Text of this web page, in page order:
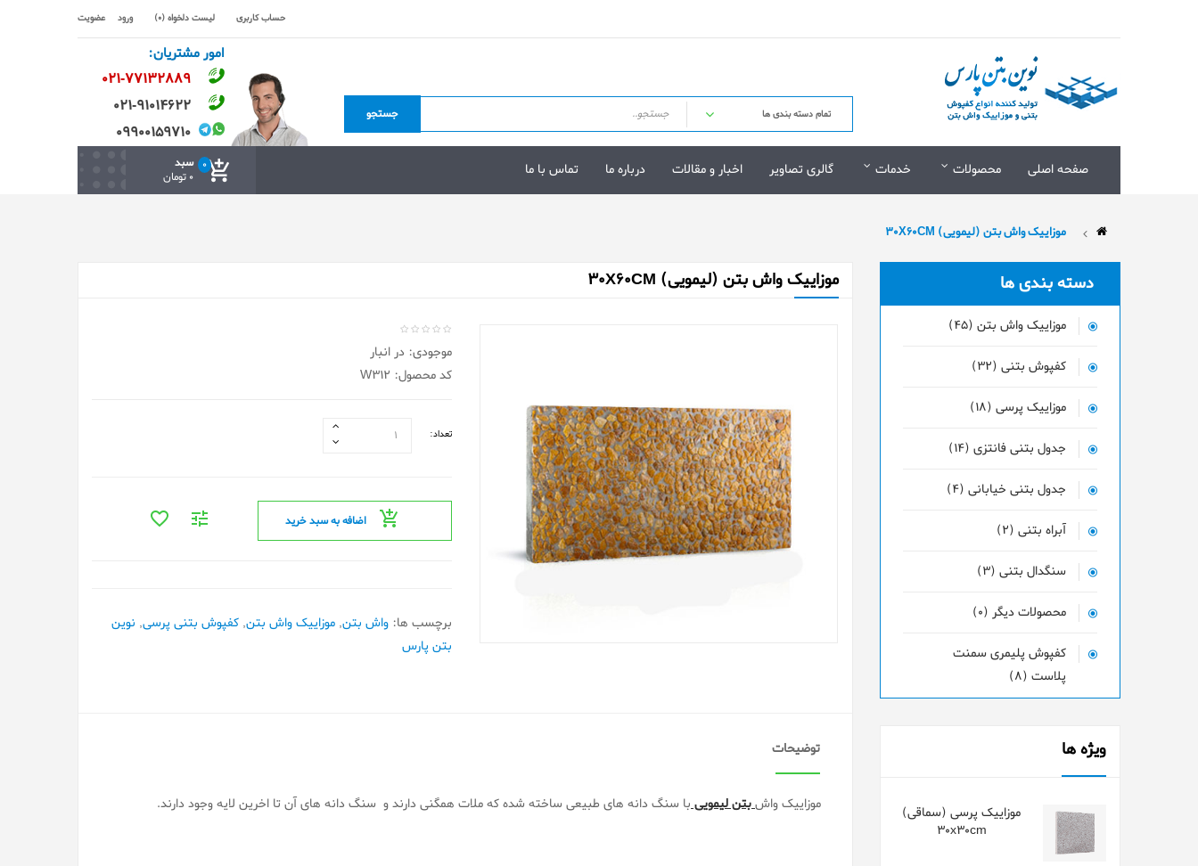
حساب کاربری لیست دلخواه (0) ورود عضویت
جستجو
امور مشتریان:
۰۲۱-۷۷۱٣۲۸۸۹
۰۲۱-۹۱۰۱۴۶۲۲
۰۹۹۰۰۱۵۹۷۱۰
صفحه اصلی محصولات خدمات گالری تصاویر اخبار و مقالات درباره ما تماس با ما سبد 0
0 تومان
موزاییک واش بتن (لیمویی) 30X60CM
دسته بندی ها
موزاییک واش بتن (45)
کفپوش بتنی (32)
موزاییک پرسی (18)
جدول بتنی فانتزی (14)
جدول بتنی خیابانی (4)
آبراه بتنی (2)
سنگدال بتنی (3)
محصولات دیگر (0)
کفپوش پلیمری سمنت
پلاست (8)
ویژه ها
موزاییک پرسی (سماقی)
30x30cm
موزاییک واش بتن (لیمویی) 30X60CM
موجودی: در انبار
کد محصول: W312
تعداد:
اضافه به سبد خرید
برچسب ها: واش بتن, موزاییک واش بتن, کفپوش بتنی پرسی, نوین
بتن پارس
توضیحات
موزاییک واشبتن لیموییبا سنگ دانه های طبیعی ساخته شده که ملات همگنی دارند و سنگ دانه های آن تا اخرین لایه وجود دارند.